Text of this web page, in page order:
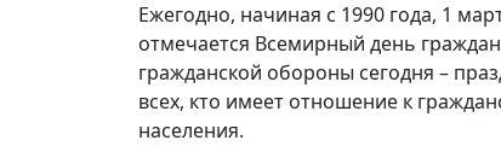
Ежегодно, начиная с 1990 года, 1
отмечается Всемирный день
гражданской обороны сегодня –
всех, кто имеет отношение к
населения.